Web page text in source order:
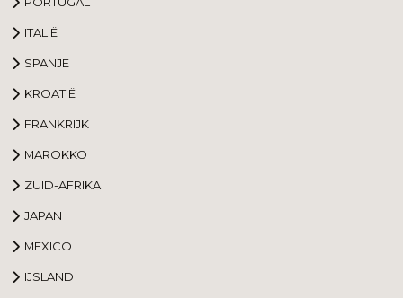
ITALIË
SPANJE
KROATIË
FRANKRIJK
MAROKKO
ZUID-AFRIKA
JAPAN
MEXICO
IJSLAND